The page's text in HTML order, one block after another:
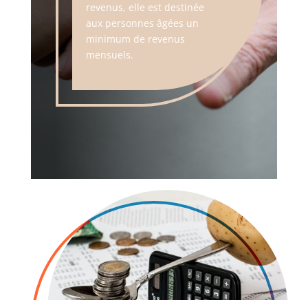
revenus, elle est destinée
aux personnes âgées un
minimum de revenus
mensuels.